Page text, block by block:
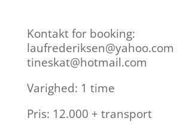
Kontakt for booking:
laufrederiksen@yahoo.com
tineskat@hotmail.com
Varighed: 1 time
Pris: 12.000 + transport